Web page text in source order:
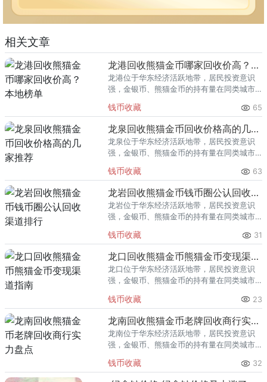
相关文章
龙港回收熊猫金币哪家回收价高？本地榜单
龙港位于华东经济活跃地带，居民投资意识
强，金银币、熊猫金币的持有量在同类城市
熊猫金币的需求就明显升温，但鱼龙混杂的
回收渠道里，能精准识别版别溢
钱币收藏 65
龙泉回收熊猫金币回收价格高的几家推荐
龙泉位于华东经济活跃地带，居民投资意识
强，金银币、熊猫金币的持有量在同类城市
熊猫金币的需求就明显升温，但鱼龙混杂的
回收渠道里，能精准识别版别溢
钱币收藏 63
龙岩回收熊猫金币钱币圈公认回收渠道排行
龙岩位于华东经济活跃地带，居民投资意识
强，金银币、熊猫金币的持有量在同类城市
熊猫金币的需求就明显升温，但鱼龙混杂的
回收渠道里，能精准识别版别溢
钱币收藏 31
龙口回收熊猫金币熊猫金币变现渠道指南
龙口位于华东经济活跃地带，居民投资意识
强，金银币、熊猫金币的持有量在同类城市
熊猫金币的需求就明显升温，但鱼龙混杂的
回收渠道里，能精准识别版别溢
钱币收藏 23
龙南回收熊猫金币老牌回收商行实力盘点
龙南位于华东经济活跃地带，居民投资意识
强，金银币、熊猫金币的持有量在同类城市
熊猫金币的需求就明显升温，但鱼龙混杂的
回收渠道里，能精准识别版别溢
钱币收藏 32